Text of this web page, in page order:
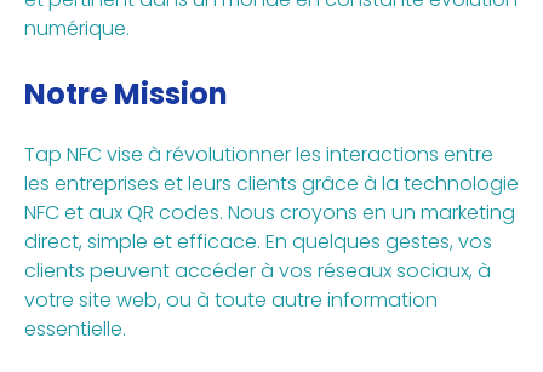
numérique.
Notre Mission
Tap NFC vise à révolutionner les interactions entre
les entreprises et leurs clients grâce à la technologie
NFC et aux QR codes. Nous croyons en un marketing
direct, simple et efficace. En quelques gestes, vos
clients peuvent accéder à vos réseaux sociaux, à
votre site web, ou à toute autre information
essentielle.